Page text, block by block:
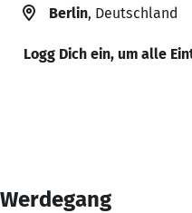
Berlin, Deutschland
Logg Dich ein, um alle
Werdegang